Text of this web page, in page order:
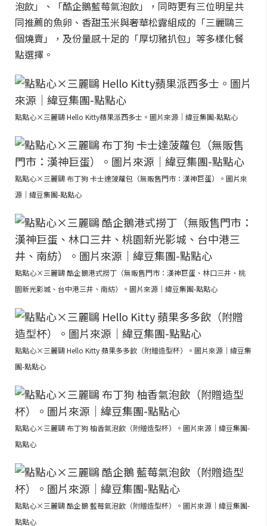
泡飲」、「酷企鵝藍莓氣泡飲」，同時更有三位明星共
同推薦的魚卵、香甜玉米與奢華松露組成的「三麗鷗三
個燒賣」，及份量感十足的「厚切豬扒包」等多樣化餐
點選擇。
點點心×三麗鷗 Hello Kitty蘋果派西多士。圖片來源｜緯豆集團-點點心
點點心×三麗鷗 布丁狗 卡士達菠蘿包（無販售門市：漢神巨蛋）。圖片來
源｜緯豆集團-點點心
點點心×三麗鷗 酷企鵝港式撈丁（無販售門市：漢神巨蛋、林口三井、桃
園新光影城、台中港三井、南紡）。圖片來源｜緯豆集團-點點心
點點心×三麗鷗 Hello Kitty 蘋果多多飲（附贈造型杯）。圖片來源｜緯豆集
團-點點心
點點心×三麗鷗 布丁狗 柚香氣泡飲（附贈造型杯）。圖片來源｜緯豆集團-
點點心
點點心×三麗鷗 酷企鵝 藍莓氣泡飲（附贈造型杯）。圖片來源｜緯豆集團-
點點心